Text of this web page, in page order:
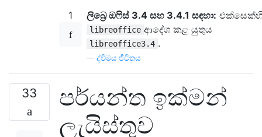
1 ලිබ්‍රෙ ඔෆිස් 3.4 සහ 3.4.1 සඳහා:
libreoffice ආදේශ කළ යුතුය
libreoffice3.4 .
ද්විමය ජීවිතය
33
පර්යන්ත ඉක්මන්
ලැයිස්තුව